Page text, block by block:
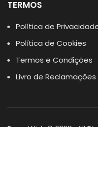
TERMOS
Política de
Política de Cookies
Termos e Condições
Livro de Reclamações
Dogs Wish © 2023 . All